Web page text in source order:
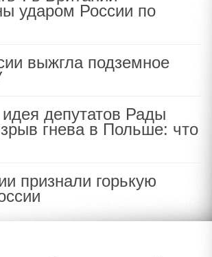
ударом России по
выжгла подземное
депутатов Рады
гнева в Польше: что
признали горькую